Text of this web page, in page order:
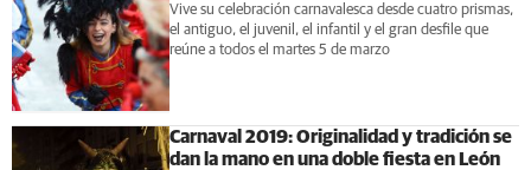
Vive su celebración carnavalesca desde cuatro prismas,
el antiguo, el juvenil, el infantil y el gran desfile que
reúne a todos el martes 5 de marzo
Carnaval 2019: Originalidad y tradición se
dan la mano en una doble fiesta en León